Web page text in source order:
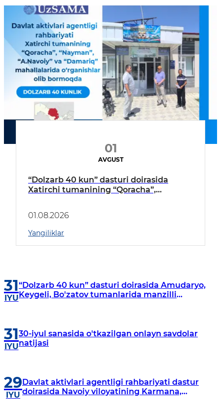
01
AVGUST
“Dolzarb 40 kun” dasturi doirasida
Xatirchi tumanining “Qoracha”,
borildi
01.08.2026
Yangiliklar
31
IYU
“Dolzarb 40 kun” dasturi doirasida Amudaryo,
Keygeli, Bo'zatov tumanlarida manzilli
31
IYU
30-iyul sanasida o'tkazilgan onlayn savdolar
natijasi
29
IYU
Davlat aktivlari agentligi rahbariyati dastur
doirasida Navoiy viloyatining Karmana,